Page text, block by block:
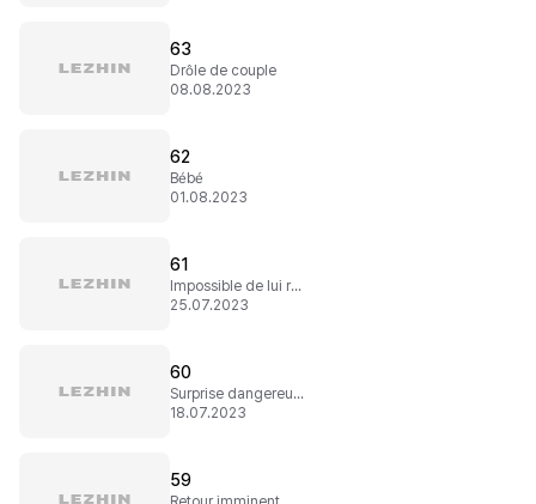
63
Drôle de couple
08.08.2023
62
Bébé
01.08.2023
61
Impossible de lui résister
25.07.2023
60
Surprise dangereuse
18.07.2023
59